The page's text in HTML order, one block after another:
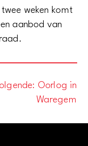
weken komt
aanbod van
Oorlog in
Waregem